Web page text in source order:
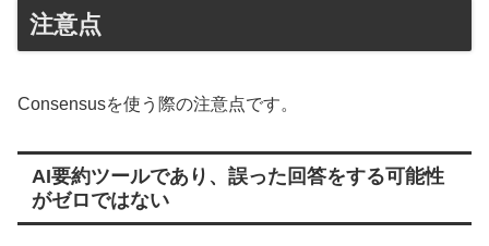
注意点
Consensusを使う際の注意点です。
AI要約ツールであり、誤った回答をする可能性
がゼロではない